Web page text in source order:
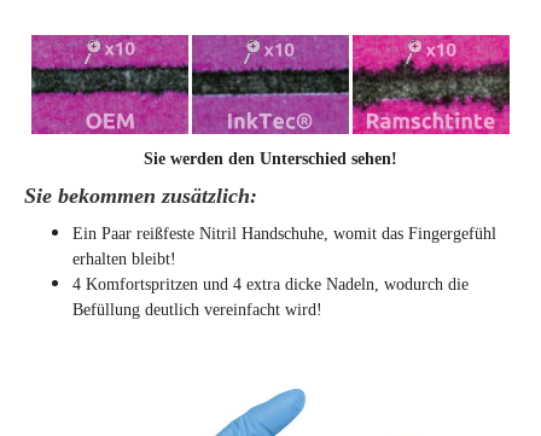
Sie werden den Unterschied sehen!
Sie bekommen zusätzlich:
Ein Paar reißfeste Nitril Handschuhe, womit das Fingergefühl
erhalten bleibt!
4 Komfortspritzen und 4 extra dicke Nadeln, wodurch die
Befüllung deutlich vereinfacht wird!